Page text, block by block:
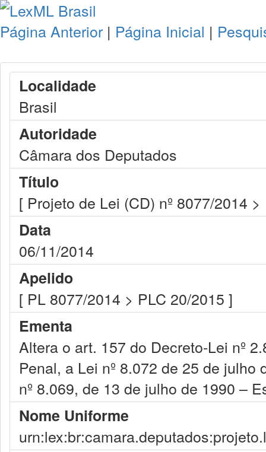
Página Anterior | Página Inicial |
Localidade
Brasil
Autoridade
Câmara dos Deputados
Título
[ Projeto de Lei (CD) nº 8077/2014
Data
06/11/2014
Apelido
[ PL 8077/2014 > PLC 20/2015 ]
Ementa
Altera o art. 157 do Decreto-Lei nº
Penal, a Lei nº 8.072 de 25 de
nº 8.069, de 13 de julho de 1990 –
Nome Uniforme